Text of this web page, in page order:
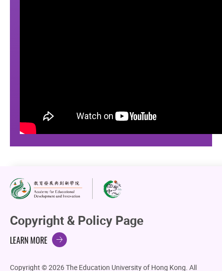
Copyright & Policy Page
LEARN MORE
Copyright © 2026 The Education University of Hong Kong. All